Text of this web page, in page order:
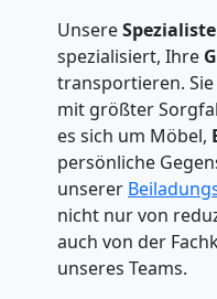
Unsere
spezialisiert, Ihre
transportieren.
mit größter
es sich um Möbel,
persönliche
unserer
nicht nur von
auch von der
unseres Teams.